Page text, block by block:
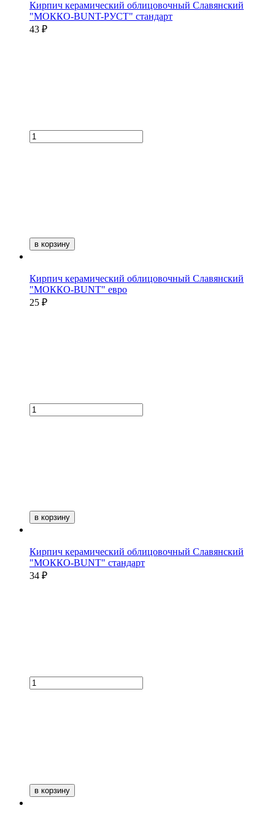
Кирпич керамический облицовочный Славянский
"МОККО-BUNT-РУСТ" стандарт
43 ₽
в корзину
Кирпич керамический облицовочный Славянский
"МОККО-BUNT" евро
25 ₽
в корзину
Кирпич керамический облицовочный Славянский
"МОККО-BUNT" стандарт
34 ₽
в корзину